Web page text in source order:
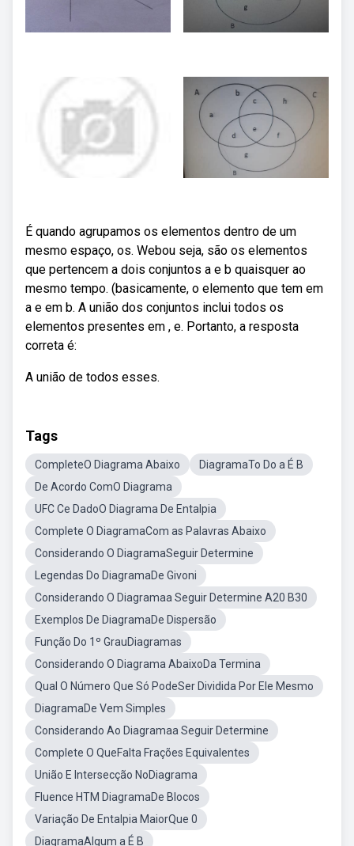
É quando agrupamos os elementos dentro de um
mesmo espaço, os. Webou seja, são os elementos
que pertencem a dois conjuntos a e b quaisquer ao
mesmo tempo. (basicamente, o elemento que tem em
a e em b. A união dos conjuntos inclui todos os
elementos presentes em , e. Portanto, a resposta
correta é:
A união de todos esses.
Tags
CompleteO Diagrama Abaixo
DiagramaTo Do a É B
De Acordo ComO Diagrama
UFC Ce DadoO Diagrama De Entalpia
Complete O DiagramaCom as Palavras Abaixo
Considerando O DiagramaSeguir Determine
Legendas Do DiagramaDe Givoni
Considerando O Diagramaa Seguir Determine A20 B30
Exemplos De DiagramaDe Dispersão
Função Do 1º GrauDiagramas
Considerando O Diagrama AbaixoDa Termina
Qual O Número Que Só PodeSer Dividida Por Ele Mesmo
DiagramaDe Vem Simples
Considerando Ao Diagramaa Seguir Determine
Complete O QueFalta Frações Equivalentes
União E Intersecção NoDiagrama
Fluence HTM DiagramaDe Blocos
Variação De Entalpia MaiorQue 0
DiagramaAlgum a É B